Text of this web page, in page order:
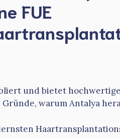
FUE
und bietet hochwertige
warum Antalya